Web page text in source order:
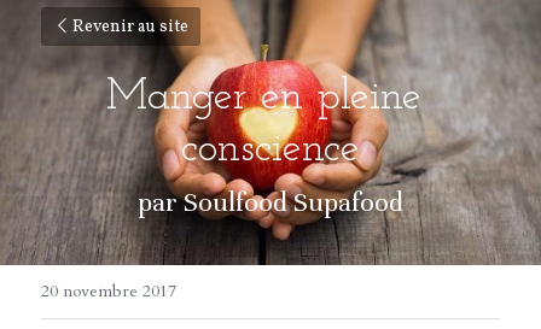
Revenir au site
Manger en pleine
conscience
par Soulfood Supafood
20 novembre 2017